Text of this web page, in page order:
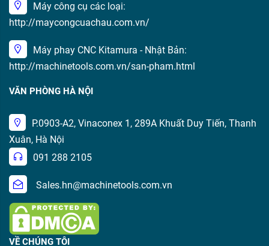
Máy công cụ các loại:
http://maycongcuachau.com.vn/
Máy phay CNC Kitamura - Nhật Bản:
http://machinetools.com.vn/san-pham.html
VĂN PHÒNG HÀ NỘI
P.0903-A2, Vinaconex 1, 289A Khuất Duy Tiến, Thanh
Xuân, Hà Nội
091 288 2105
Sales.hn@machinetools.com.vn
VỀ CHÚNG TÔI